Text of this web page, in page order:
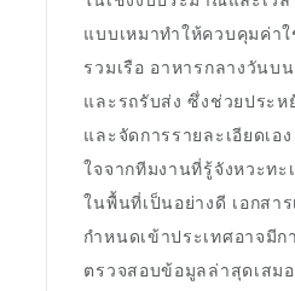
แบบเหมาทำให้ควบคุมค่า
รวมเรือ อาหารกลางวันบ
และรถรับส่ง ซึ่งช่วยประห
และจัดการรายละเอียดเอ
ใจจากทีมงานที่รู้จังหวะท
ในพื้นที่เป็นอย่างดี เอกสา
กำหนดเข้าประเทศอาจมี
ตรวจสอบข้อมูลล่าสุดเสม